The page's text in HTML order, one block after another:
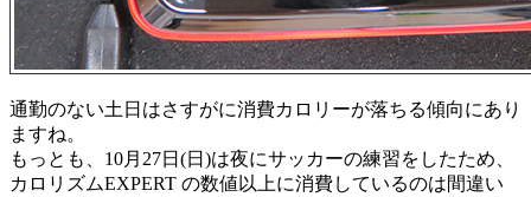
通勤のない土日はさすがに消費カロリーが落ちる傾向にあり
ますね。
もっとも、10月27日(日)は夜にサッカーの練習をしたため、
カロリズムEXPERT の数値以上に消費しているのは間違い